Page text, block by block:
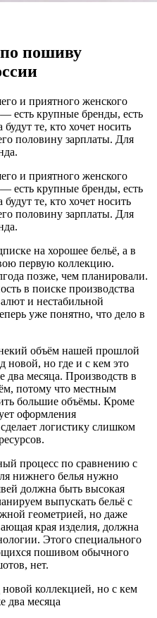
по пошиву
и приятного женского
есть крупные бренды, есть
те, кто хочет носить
половину зарплаты. Для
и приятного женского
есть крупные бренды, есть
те, кто хочет носить
половину зарплаты. Для
на хорошее бельё, а в
первую коллекцию.
позже, чем планировали.
в поиске производства
и нестабильной
уже понятно, что дело в
объём нашей прошлой
новой, но где и с кем это
месяца. Производств в
потому что местным
большие объёмы. Кроме
оформления
логистику слишком
процесс по сравнению с
нижнего белья нужно
должна быть высокая
выпускать бельё с
геометрией, но даже
края изделия, должна
Этого специального
пошивом обычного
нет.
коллекцией, но с кем
два месяца